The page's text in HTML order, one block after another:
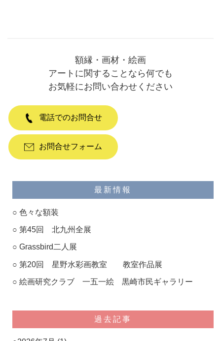
額縁・画材・絵画
アートに関することなら何でも
お気軽にお問い合わせください
電話でのお問合せ
お問合せフォーム
最新情報
色々な額装
第45回 北九州全展
Grassbird二人展
第20回 星野水彩画教室 教室作品展
絵画研究クラブ 一五一絵 黒崎市民ギャラリー
過去記事